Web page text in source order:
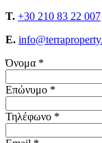
T. +30 210 83 22 007
E.
Όνομα *
Επώνυμο *
Τηλέφωνο *